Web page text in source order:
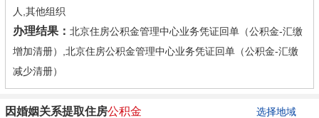
人,其他组织
办理结果： 北京住房公积金管理中心业务凭证回单（公积金-汇缴
增加清册）,北京住房公积金管理中心业务凭证回单（公积金-汇缴
减少清册）
选择地域
因婚姻关系提取住房公积金